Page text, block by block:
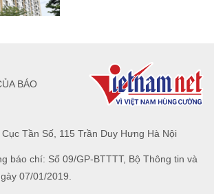
Tần Số, 115 Trần Duy Hưng Hà Nội
báo chí: Số 09/GP-BTTTT, Bộ Thông tin và
07/01/2019.
BÁO